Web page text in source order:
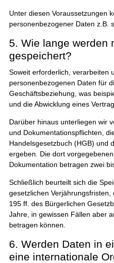
Unter diesen Voraussetzungen
personenbezogener Daten z.B.
5. Wie lange werden
gespeichert?
Soweit erforderlich, verarbeiten
personenbezogenen Daten für
Geschäftsbeziehung, was
und die Abwicklung eines
Darüber hinaus unterliegen wir
und Dokumentationspflichten,
Handelsgesetzbuch (HGB) und
ergeben. Die dort
Dokumentation betragen zwei
Schließlich beurteilt sich die
gesetzlichen
195 ff. des Bürgerlichen
Jahre, in gewissen Fällen aber
betragen können.
6. Werden Daten in
eine internationale